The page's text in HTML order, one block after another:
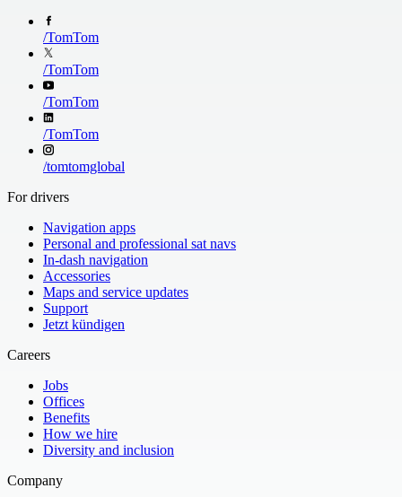
Slovenia
Sweden
Turkey 92%
the Vatican City
Turkish
German
Polish
Russian
UK English
/TomTom
/TomTom
/TomTom
/TomTom
/tomtomglobal
For drivers
Navigation apps
Personal and professional sat navs
In-dash navigation
Accessories
Maps and service updates
Support
Jetzt kündigen
Careers
Jobs
Offices
Benefits
How we hire
Diversity and inclusion
Company